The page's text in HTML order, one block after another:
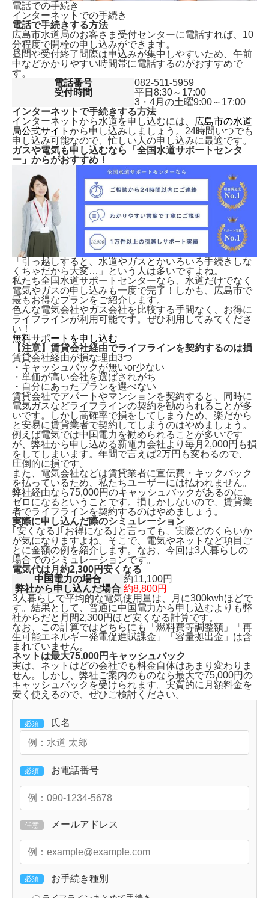
電話での手続き
インターネットでの手続き
電話で手続きする方法
広島市水道局のお客さま受付センターに電話すれば、 10
分程度で開栓の申し込みができます。
昼間や受付終了間際は申込みが集中しやすいため、午前
中などかかりやすい時間帯に電話するのがおすすめで
す。
電話番号
082-511-5959
受付時間
平日8:30～17:00
3・4月の土曜9:00～17:00
インターネットで手続きする方法
インターネットから水道を申し込むには、
広島市の水道
局公式サイト から申し込みしましょう。24時間いつでも
申し込み可能なので、忙しい人の申し込みに最適です。
ガスや電気も申し込むなら「全国水道サポートセンタ
ー」からがおすすめ！
「引っ越しすると、水道やガスとかいろいろ手続きしな
くちゃだから大変…」という人は多いですよね。
私たち全国水道サポートセンターなら、水道だけでなく
電気やガスの申し込みも一度で完了！しかも、
広島市で
最もお得なプランをご紹介します。
色んな電気会社やガス会社を比較する手間なく、お得に
ライフラインが利用可能です。ぜひ利用してみてくださ
い！
無料サポートを申し込む
【注意】賃貸会社経由でライフラインを契約するのは損
賃貸会社経由が損な理由3つ
・キャッシュバックが無いor少ない
・単価が高い会社を選ばされがち
・自分にあったプランを選べない
賃貸会社でアパートやマンションを契約すると、同時に
電気ガスなどライフラインの契約を勧められることが多
いです。しかし高確率で損をしてしまう ため、楽だから
と安易に賃貸業者で契約してしまうのはやめましょう。
例えば電気では中国電力を勧められることが多いです
が、弊社から申し込める新電力会社より毎月2,000円も損
をしてしまいます。年間で言えば2万円も変わるので、
圧倒的に損です。
また、電気会社などは賃貸業者に宣伝費・キックバック
を払っているため、私たちユーザーには払われません。
弊社経由なら75,000円のキャッシュバックがあるのに、
ゼロになるということです。損しかしないので、賃貸業
者でライフラインを契約するのはやめましょう。
実際に申し込んだ際のシミュレーション
｢安くなる｣｢お得になる｣と言っても、実際どのくらいか
が気になりますよね。そこで、電気やネットなど項目ご
とに金額の例を紹介します。なお、今回は3人暮らしの
場合でのシミュレーションです。
電気代は月約2,300円安くなる
中国電力の場合
約11,100円
弊社から申し込んだ場合 約8,800円
3人暮らしで平均的な電気使用量は、月に300kwhほどで
す。結果として、普通に中国電力から申し込むよりも弊
社からだと月間2,300円ほど安くなる計算です。
なお、この計算ではどちらにも「燃料費等調整額」「再
生可能エネルギー発電促進賦課金」「容量拠出金」は含
まれていません。
ネットは最大75,000円キャッシュバック
実は、ネットはどの会社でも料金自体はあまり変わりま
せん。しかし、弊社ご案内のものなら最大で75,000円の
キャッシュバックを受けられます。 実質的に月額料金を
安く使えるので、ぜひご検討ください。
必須 氏名
必須 お電話番号
任意 メールアドレス
必須 お手続き種別